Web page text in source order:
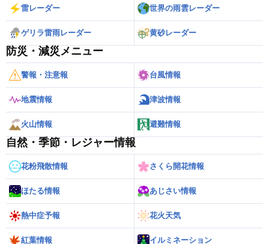
雷レーダー 世界の雨雲レーダー
ゲリラ雷雨レーダー 黄砂レーダー
防災・減災メニュー
警報・注意報 台風情報
地震情報 津波情報
火山情報 避難情報
自然・季節・レジャー情報
花粉飛散情報 さくら開花情報
ほたる情報 あじさい情報
熱中症予報 花火天気
紅葉情報 イルミネーション